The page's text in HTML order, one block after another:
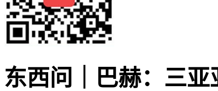
东西问｜巴赫：三